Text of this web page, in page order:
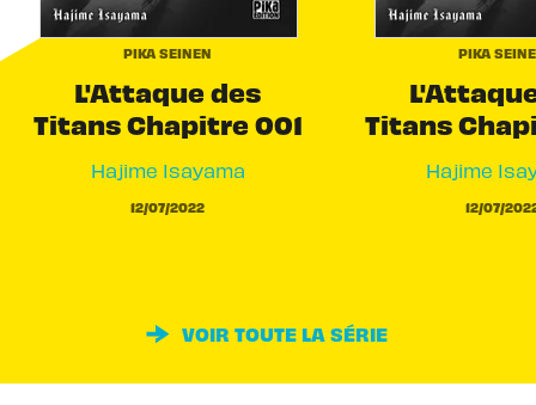
PIKA SEINEN
L'Attaque des
Titans Chapitre 001
Hajime Isayama
12/07/2022
PIKA
Titans
Hajime
12/07/
VOIR TOUTE LA SÉRIE